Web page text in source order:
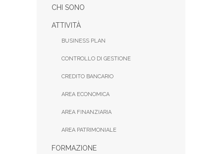
CHI SONO
ATTIVITÀ
BUSINESS PLAN
CONTROLLO DI GESTIONE
CREDITO BANCARIO
AREA ECONOMICA
AREA FINANZIARIA
AREA PATRIMONIALE
FORMAZIONE